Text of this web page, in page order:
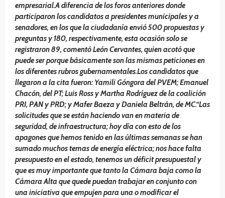
empresarial.A diferencia de los foros anteriores donde
participaron los candidatos a presidentes municipales y a
senadores, en los que la ciudadanía envió 500 propuestas y
preguntas y 180, respectivamente, esta ocasión solo se
registraron 89, comentó León Cervantes, quien acotó que
puede ser porque básicamente son las mismas peticiones en
los diferentes rubros gubernamentales.Los candidatos que
llegaron a la cita fueron: Yamili Góngora del PVEM; Emanuel
Chacón, del PT; Luis Ross y Martha Rodríguez de la coalición
PRI, PAN y PRD; y Mafer Baeza y Daniela Beltrán, de MC.“Las
solicitudes que se están haciendo van en materia de
seguridad, de infraestructura; hoy día con esto de los
apagones que hemos tenido en las últimas semanas se han
sumado muchos temas de energía eléctrica; nos hace falta
presupuesto en el estado, tenemos un déficit presupuestal y
que es muy importante que tanto la Cámara baja como la
Cámara Alta que quede puedan trabajar en conjunto con
una iniciativa que empujen para una o modificar el